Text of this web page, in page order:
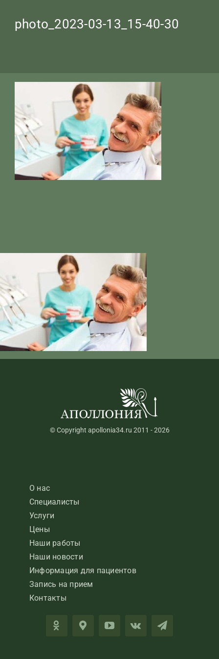
photo_2023-03-13_15-40-30
© Copyright apollonia34.ru 2011 - 2026
О нас
Специалисты
Услуги
Цены
Наши работы
Наши новости
Информация для пациентов
Запись на прием
Контакты